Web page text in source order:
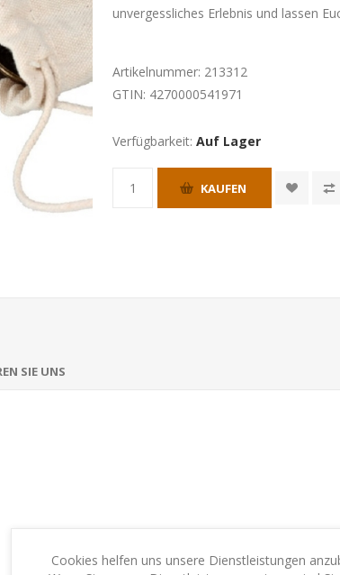
unvergessliches Erlebnis und lassen
Artikelnummer: 213312
GTIN: 4270000541971
Verfügbarkeit: Auf Lager
KAUFEN
SIE UNS
Cookies helfen uns unsere Dienstleistungen